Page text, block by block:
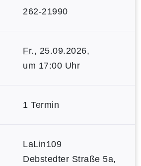
262-21990
Fr., 25.09.2026,
um 17:00 Uhr
1 Termin
LaLin109
Debstedter Straße 5a,